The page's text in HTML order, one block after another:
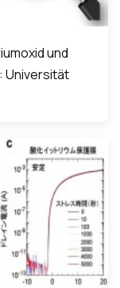
und
Universität